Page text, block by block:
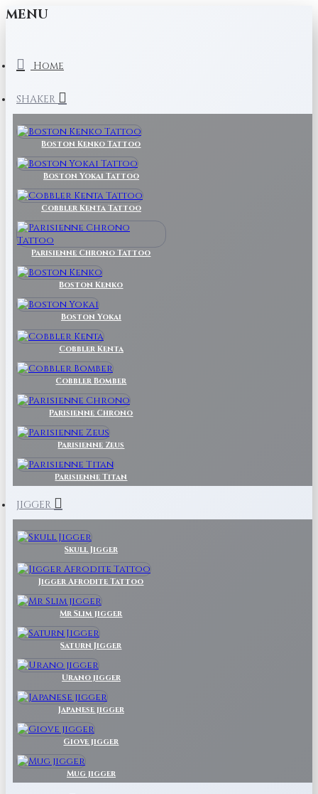
MENU
Home
SHAKER
Boston Kenko Tattoo
Boston Yokai Tattoo
Cobbler Kenta Tattoo
Parisienne Chrono Tattoo
Boston Kenko
Boston Yokai
Cobbler Kenta
Cobbler Bomber
Parisienne Chrono
Parisienne Zeus
Parisienne Titan
JIGGER
Skull Jigger
Jigger Afrodite Tattoo
Mr Slim jigger
Saturn Jigger
Urano jigger
Japanese jigger
Giove jigger
Mug jigger